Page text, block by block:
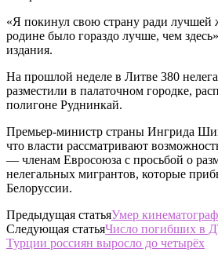
«Я покинул свою страну ради лучшей
родине было гораздо лучше, чем
издания.
На прошлой неделе в Литве 380
разместили в палаточном городке,
полигоне Руднинкай.
Премьер-министр страны Ингрида
что власти рассматривают
— членам Евросоюза с просьбой о
нелегальных мигрантов, которые
Белоруссии.
Предыдущая статьяУмер
Следующая статьяЧисло погибших в
Турции россиян выросло до четырёх